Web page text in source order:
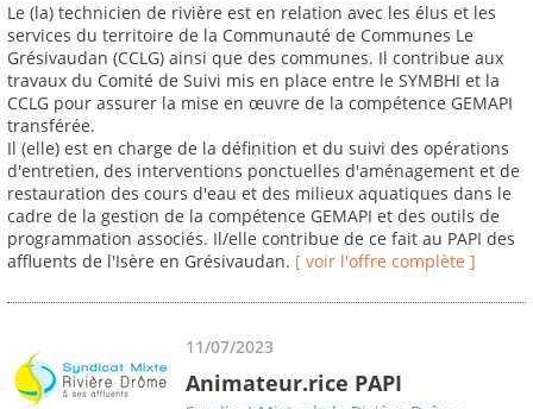
Le (la) technicien de rivière est en relation avec les élus et les
services du territoire de la Communauté de Communes Le
Grésivaudan (CCLG) ainsi que des communes. Il contribue aux
travaux du Comité de Suivi mis en place entre le SYMBHI et la
CCLG pour assurer la mise en œuvre de la compétence GEMAPI
transférée.
Il (elle) est en charge de la définition et du suivi des opérations
d'entretien, des interventions ponctuelles d'aménagement et de
restauration des cours d'eau et des milieux aquatiques dans le
cadre de la gestion de la compétence GEMAPI et des outils de
programmation associés. Il/elle contribue de ce fait au PAPI des
affluents de l'Isère en Grésivaudan. [ voir l'offre complète ]
11/07/2023
Animateur.rice PAPI